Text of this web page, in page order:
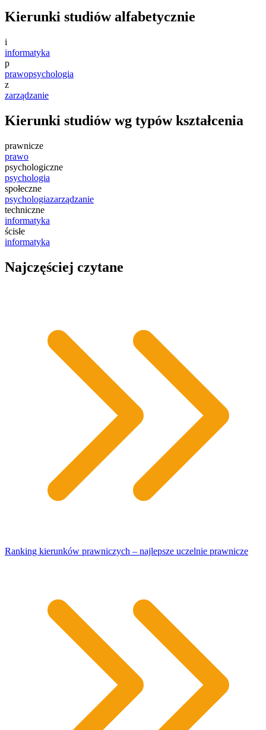
Kierunki studiów alfabetycznie
i
informatyka
p
prawopsychologia
z
zarządzanie
Kierunki studiów wg typów kształcenia
prawnicze
prawo
psychologiczne
psychologia
społeczne
psychologiazarządzanie
techniczne
informatyka
ścisłe
informatyka
Najczęściej czytane
Ranking kierunków prawniczych – najlepsze uczelnie prawnicze